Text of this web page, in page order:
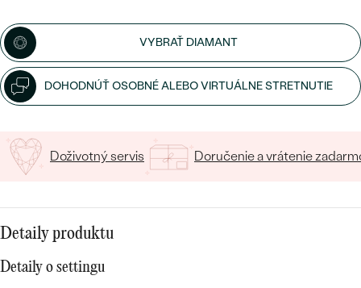
Najpredávanejšie
svadobné
obrúčky
DRAHOKAM
PODĽA MATERIÁLU
PLATINA
STRIEBRO
S DRAHOKAMAMI
S LAB GROWN DIAMANTMI
S PERLAMI
PODĽA ŠTÝLU
SYMBOLICKÉ
MINIMALISTICKÉ
CENOVO DOSTUPNÉ
LUXUSNÉ
VYBRAŤ DIAMANT
DOHODNÚŤ OSOBNÉ ALEBO VIRTUÁLNE STRETNUTIE
Doživotný servis Doručenie a vrátenie
Detaily produktu
Detaily o settingu